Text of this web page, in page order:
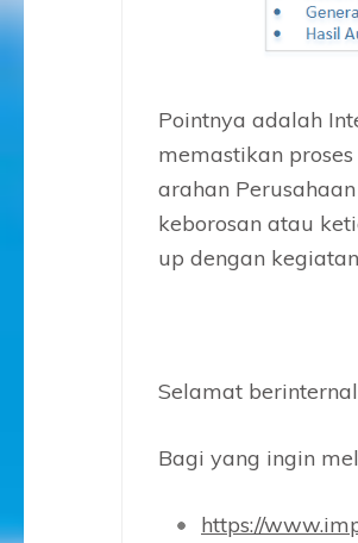
Pointnya adalah
memastikan
arahan
keborosan atau
up dengan
Selamat
Bagi yang ingin
https://